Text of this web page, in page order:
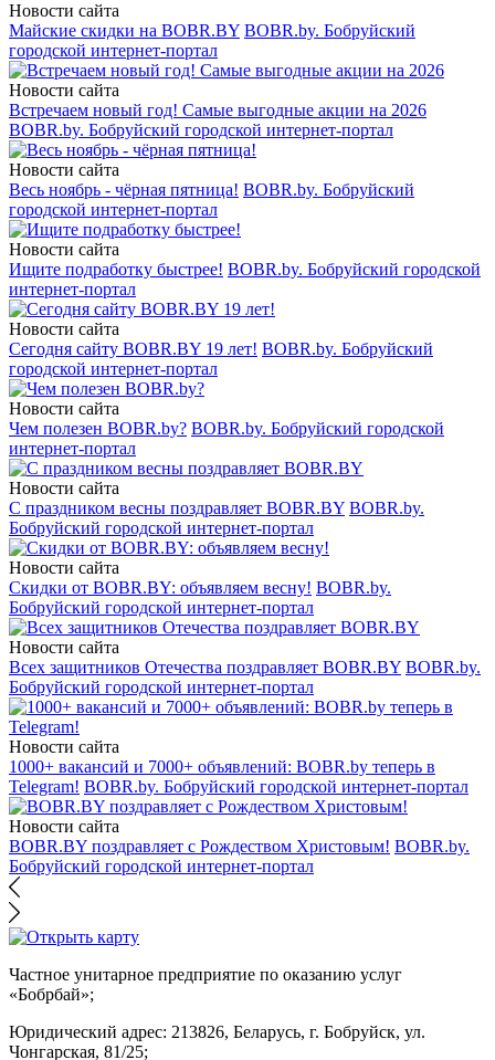
Новости сайта
Майские скидки на BOBR.BY BOBR.by. Бобруйский
городской интернет-портал
Новости сайта
Встречаем новый год! Самые выгодные акции на 2026
BOBR.by. Бобруйский городской интернет-портал
Новости сайта
Весь ноябрь - чёрная пятница! BOBR.by. Бобруйский
городской интернет-портал
Новости сайта
Ищите подработку быстрее! BOBR.by. Бобруйский городской
интернет-портал
Новости сайта
Сегодня сайту BOBR.BY 19 лет! BOBR.by. Бобруйский
городской интернет-портал
Новости сайта
Чем полезен BOBR.by? BOBR.by. Бобруйский городской
интернет-портал
Новости сайта
С праздником весны поздравляет BOBR.BY BOBR.by.
Бобруйский городской интернет-портал
Новости сайта
Скидки от BOBR.BY: объявляем весну! BOBR.by.
Бобруйский городской интернет-портал
Новости сайта
Всех защитников Отечества поздравляет BOBR.BY BOBR.by.
Бобруйский городской интернет-портал
Новости сайта
1000+ вакансий и 7000+ объявлений: BOBR.by теперь в
Telegram! BOBR.by. Бобруйский городской интернет-портал
Новости сайта
BOBR.BY поздравляет с Рождеством Христовым! BOBR.by.
Бобруйский городской интернет-портал
Частное унитарное предприятие по оказанию услуг
«Бобрбай»;
Юридический адрес: 213826, Беларусь, г. Бобруйск, ул.
Чонгарская, 81/25;